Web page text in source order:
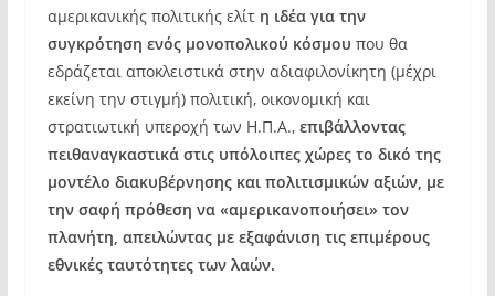
αμερικανικής πολιτικής ελίτ η ιδέα για την
συγκρότηση ενός μονοπολικού κόσμου που θα
εδράζεται αποκλειστικά στην αδιαφιλονίκητη (μέχρι
εκείνη την στιγμή) πολιτική, οικονομική και
στρατιωτική υπεροχή των Η.Π.Α., επιβάλλοντας
πειθαναγκαστικά στις υπόλοιπες χώρες το δικό της
μοντέλο διακυβέρνησης και πολιτισμικών αξιών, με
την σαφή πρόθεση να «αμερικανοποιήσει» τον
πλανήτη, απειλώντας με εξαφάνιση τις επιμέρους
εθνικές ταυτότητες των λαών.